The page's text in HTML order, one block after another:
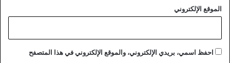
الموقع الإلكتروني
احفظ اسمي، بريدي الإلكتروني، والموقع الإلكتروني في هذا المتصفح